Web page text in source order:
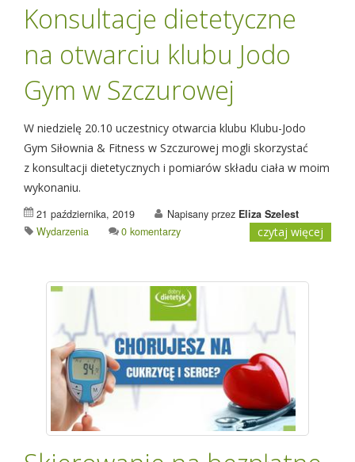
Konsultacje dietetyczne
na otwarciu klubu Jodo
Gym w Szczurowej
W niedzielę 20.10 uczestnicy otwarcia klubu Klubu-Jodo
Gym Siłownia & Fitness w Szczurowej mogli skorzystać
z konsultacji dietetycznych i pomiarów składu ciała w moim
wykonaniu.
21 października, 2019 Napisany przez Eliza Szelest
Wydarzenia
0 komentarzy czytaj więcej